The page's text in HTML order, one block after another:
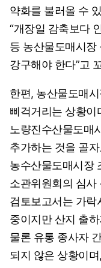
약화를 불러올 수
“개장일 감축보다
등 농산물도매시장
강구해야 한다”고
한편, 농산물도매
삐걱거리는 상황이
노량진수산물도매
추가하는 것을 골
농수산물도매시장
소관위원회의 심사
검토보고서는 가락
중이지만 산지 출
물론 유통 종사자
되지 않은 상황이